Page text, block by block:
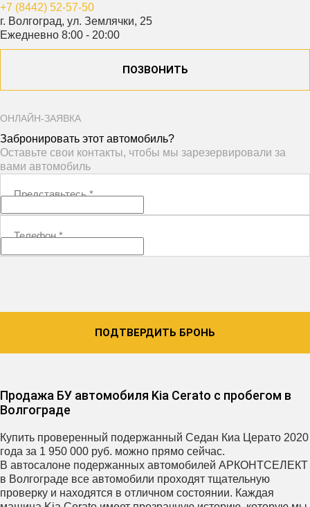
+7 (8442) 52-57-50
г. Волгоград, ул. Землячки, 25
Ежедневно 8:00 - 20:00
ПОЗВОНИТЬ
ОНЛАЙН-ЗАЯВКА
Забронировать этот автомобиль?
Оставьте свои контакты, чтобы мы зарезервировали за
вами автомобиль
Представьтесь*
Телефон*
ПОДТВЕРДИТЬ БРОНЬ
Продажа БУ автомобиля Kia Cerato с пробегом в
Волгограде
Купить проверенный подержанный Седан Киа Церато 2020
года за 1 950 000 руб. можно прямо сейчас.
В автосалоне подержанных автомобилей АРКОНТСЕЛЕКТ
в Волгограде все автомобили проходят тщательную
проверку и находятся в отличном состоянии. Каждая